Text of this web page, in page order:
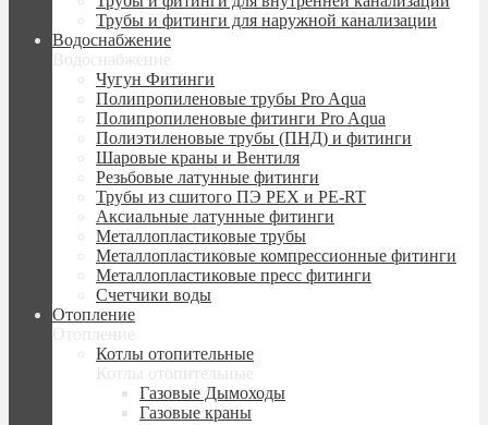
Трубы и фитинги для наружной канализации
Водоснабжение
Водоснабжение
Чугун Фитинги
Полипропиленовые трубы Pro Aqua
Полипропиленовые фитинги Pro Aqua
Полиэтиленовые трубы (ПНД) и фитинги
Шаровые краны и Вентиля
Резьбовые латунные фитинги
Трубы из сшитого ПЭ PEX и PE-RT
Аксиальные латунные фитинги
Металлопластиковые трубы
Металлопластиковые компрессионные фитинги
Металлопластиковые пресс фитинги
Счетчики воды
Отопление
Отопление
Котлы отопительные
Котлы отопительные
Газовые Дымоходы
Газовые краны